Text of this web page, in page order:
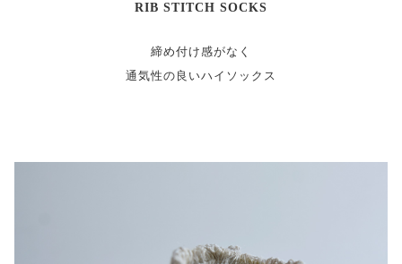
RIB STITCH SOCKS
締め付け感がなく
通気性の良いハイソックス